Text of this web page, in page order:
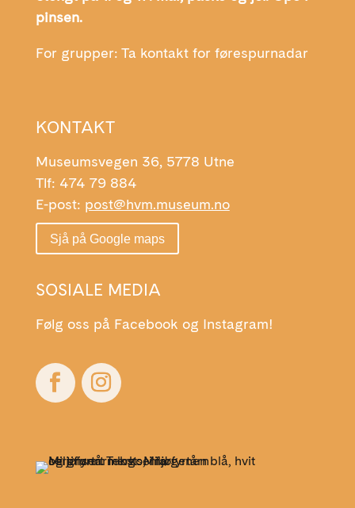
pinsen.
For grupper: Ta kontakt for førespurnadar
KONTAKT
Museumsvegen 36, 5778 Utne
Tlf: 474 79 884
E-post: post@hvm.museum.no
Sjå på Google maps
SOSIALE MEDIA
Følg oss på Facebook og Instagram!